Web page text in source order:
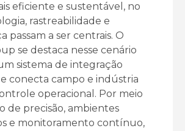
eficiente e sustentável, no
rastreabilidade e
passam a ser centrais. O
se destaca nesse cenário
sistema de integração
conecta campo e indústria
operacional. Por meio
de precisão, ambientes
e monitoramento contínuo,